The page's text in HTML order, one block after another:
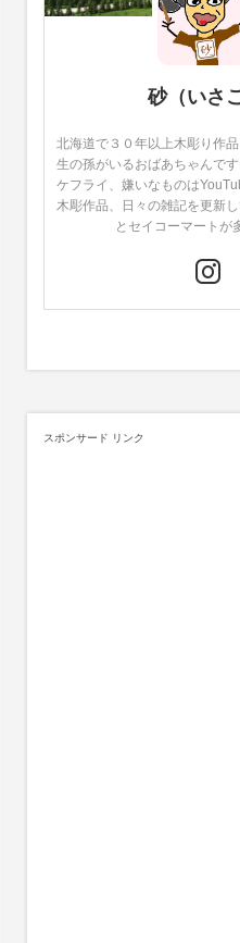
砂（いさ
北海道で３０年以上木彫り作
生の孫がいるおばあちゃんで
ケフライ、嫌いなものは
木彫作品、日々の雑記を更新
とセイコーマートが
スポンサード リンク